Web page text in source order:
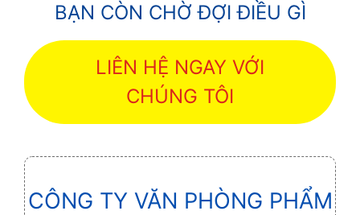
BẠN CÒN CHỜ ĐỢI ĐIỀU GÌ
LIÊN HỆ NGAY VỚI
CHÚNG TÔI
CÔNG TY VĂN PHÒNG PHẨM